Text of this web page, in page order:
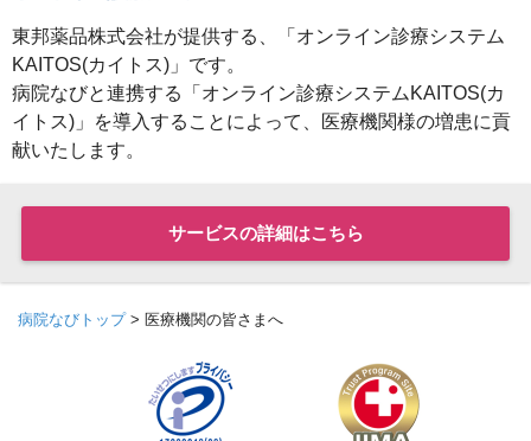
東邦薬品株式会社が提供する、「オンライン診療システム
KAITOS(カイトス)」です。
病院なびと連携する「オンライン診療システムKAITOS(カ
イトス)」を導入することによって、医療機関様の増患に貢
献いたします。
サービスの詳細はこちら
病院なびトップ> 医療機関の皆さまへ